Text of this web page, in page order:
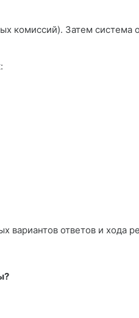
комиссий). Затем система
вариантов ответов и хода